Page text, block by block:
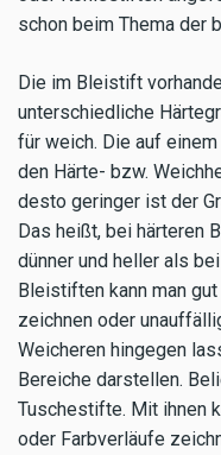
schon beim Thema der
Die im Bleistift
unterschiedliche
für weich. Die auf
den Härte- bzw.
desto geringer ist der
Das heißt, bei härteren
dünner und heller als
Bleistiften kann man
zeichnen oder
Weicheren hingegen
Bereiche darstellen.
Tuschestifte. Mit ihnen
oder Farbverläufe